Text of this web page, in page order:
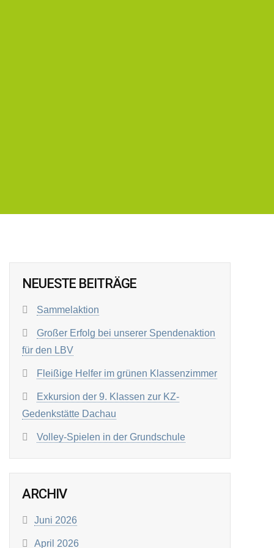
NEUESTE BEITRÄGE
Sammelaktion
Großer Erfolg bei unserer Spendenaktion
für den LBV
Fleißige Helfer im grünen Klassenzimmer
Exkursion der 9. Klassen zur KZ-
Gedenkstätte Dachau
Volley-Spielen in der Grundschule
ARCHIV
Juni 2026
April 2026